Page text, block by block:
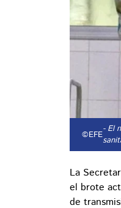
©EFE- El
La
el brote
de